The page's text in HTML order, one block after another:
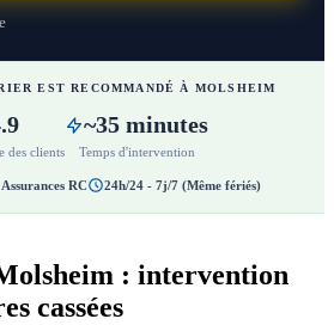
EST RECOMMANDÉ À MOLSHEIM
des clients
~35 minutes
Temps d'intervention
RC 24h/24 - 7j/7 (Même fériés)
: intervention
cassées